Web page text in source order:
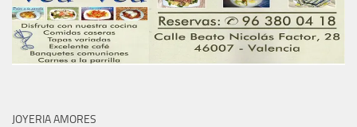
JOYERIA AMORES